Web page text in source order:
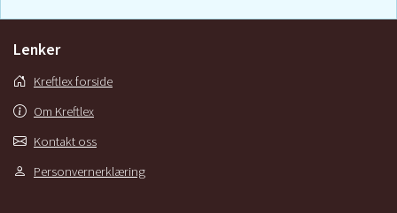
Lenker
Kreftlex forside
Om Kreftlex
Kontakt oss
Personvernerklæring